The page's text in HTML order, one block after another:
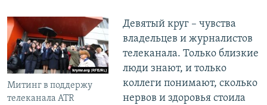
Митинг в поддержу
телеканала АТR
Девятый круг – чувства
владельцев и журналистов
телеканала. Только близкие
люди знают, и только
коллеги понимают, сколько
нервов и здоровья стоила